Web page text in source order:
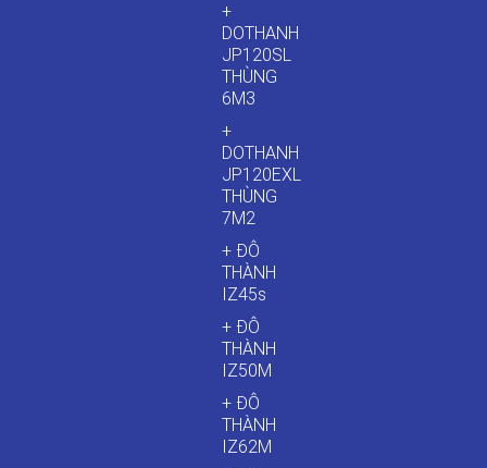
+
DOTHANH
JP120SL
THÙNG
6M3
+
DOTHANH
JP120EXL
THÙNG
7M2
+ ĐÔ
THÀNH
IZ45s
+ ĐÔ
THÀNH
IZ50M
+ ĐÔ
THÀNH
IZ62M